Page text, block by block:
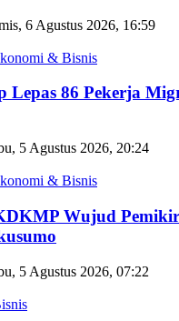
6 Agustus 2026, 16:59
& Bisnis
Lepas 86 Pekerja
5 Agustus 2026, 20:24
& Bisnis
Wujud
5 Agustus 2026, 07:22